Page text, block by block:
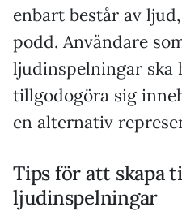
enbart består av
podd. Användare
ljudinspelningar ska
tillgodogöra sig
en alternativ
Tips för att skapa
ljudinspelningar